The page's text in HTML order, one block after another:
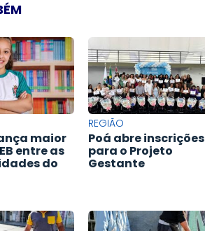
maior
entre as
do
REGIÃO
Poá abre inscrições
para o Projeto
Gestante